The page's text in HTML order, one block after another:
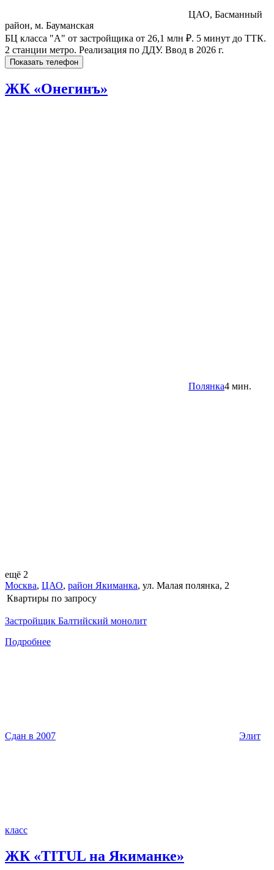
ЦАО, Басманный
район, м. Бауманская
БЦ класса "А" от застройщика от 26,1 млн ₽. 5 минут до ТТК.
2 станции метро. Реализация по ДДУ. Ввод в 2026 г.
Показать телефон
ЖК «Онегинъ»
Полянка4 мин.
ещё 2
Москва, ЦАО, район Якиманка, ул. Малая полянка, 2
Квартиры по запросу
Застройщик Балтийский монолит
Подробнее
Сдан в 2007 Элит
класс
ЖК «TITUL на Якиманке»